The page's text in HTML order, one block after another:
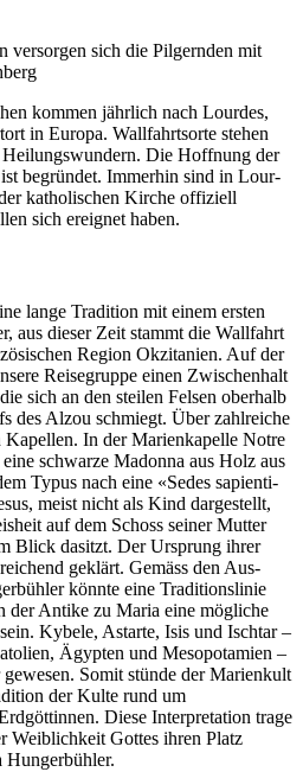
ver­sor­gen sich die Pil­gern­den mit
kom­men jährlich nach Lour­des,
in Europa. Wall­fahrt­sorte ste­hen
Die Hoff­nung der
begrün­det. Immer­hin sind in Lour­
katholis­chen Kirche offiziell
sich ereignet haben.
lange Tra­di­tion mit einem ersten
aus dieser Zeit stammt die Wall­fahrt
Region Okz­i­tanien. Auf der
Reiseg­ruppe einen Zwis­chen­halt
sich an den steilen Felsen ober­halb
des Alzou schmiegt. Über zahlre­iche
Kapellen. In der Marienkapelle Notre
schwarze Madon­na aus Holz aus
Typus nach eine «Sedes sapi­en­ti­
meist nicht als Kind dargestellt,
auf dem Schoss sein­er Mut­ter
Blick dasitzt. Der Ursprung ihrer
gek­lärt. Gemäss den Aus­
kön­nte eine Tra­di­tion­slin­ie
der Antike zu Maria eine mögliche
Kybele, Astarte, Isis und Ischtar –
Ägypten und Mesopotamien –
Somit stünde der Marienkult
der Kulte rund um
Diese Inter­pre­ta­tion trage
Weib­lichkeit Gottes ihren Platz
Hunger­büh­ler.